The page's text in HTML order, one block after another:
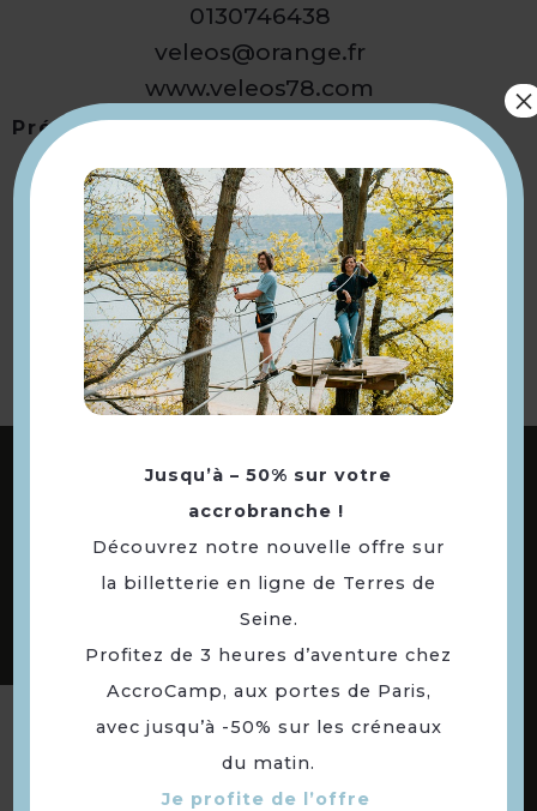
0130746438
veleos@orange.fr
www.veleos78.com
Présentation
Retourner
à la sélection
73 COMMUNES
DE NOTRE TERRITOIRE
Suivez-nous
Jusqu’à – 50% sur votre
accrobranche !
Découvrez notre nouvelle offre sur
la billetterie en ligne de Terres de
Seine.
Profitez de 3 heures d’aventure chez
AccroCamp, aux portes de Paris,
avec jusqu’à -50% sur les créneaux
du matin.
Je profite de l’offre
×